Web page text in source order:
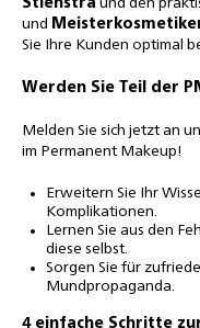
Stienstra und den
und
Sie Ihre Kunden optimal
Werden Sie Teil der
Melden Sie sich jetzt an
im Permanent Makeup!
Erweitern Sie Ihr
Komplikationen.
Lernen Sie aus den
diese selbst.
Sorgen Sie für
Mundpropaganda.
4 einfache Schritte